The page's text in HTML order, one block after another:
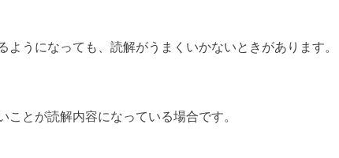
ようになっても、読解がうまくいかないときがあります。
ことが読解内容になっている場合です。